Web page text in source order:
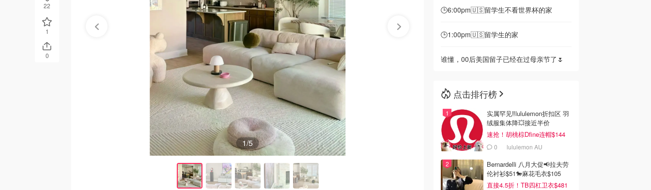
22
1
0
1/5
🕒6:00pm🇺🇸留学生不看世界杯的家
🕒1:00pm🇺🇸留学生的家
谁懂，00后美国留子已经在过母亲节了🌷
点击排行榜
实属罕见‼️lululemon折扣区 羽
绒服集体降💥接近半价
速抢！胡桃棕Dfine连帽$144
0 lululemon AU
Bernardelli 八月大促📢拉夫劳
伦衬衫$51🐎麻花毛衣$105
直接4.5折！TB四杠卫衣$481